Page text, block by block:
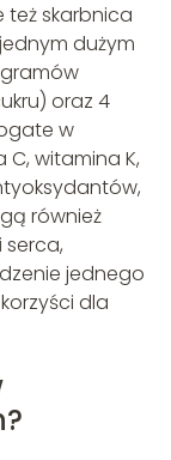
też skarbnica
dużym
gramów
oraz 4
w
C, witamina K,
również
jednego
dla